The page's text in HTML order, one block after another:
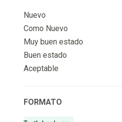
Nuevo
Como Nuevo
Muy buen estado
Buen estado
Aceptable
FORMATO